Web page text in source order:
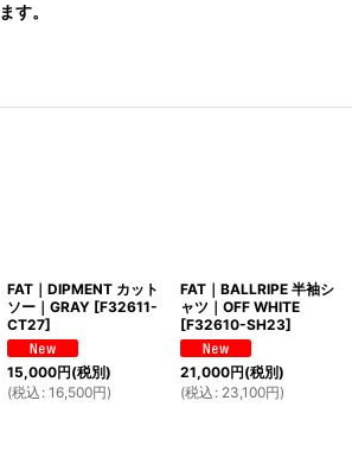
す。
FAT｜DIPMENT カット
ソー｜GRAY [F32611-
CT27]
15,000円(税別)
(税込 : 16,500円)
FAT｜BALLRIPE 半袖シ
ャツ｜OFF WHITE
[F32610-SH23]
21,000円(税別)
(税込 : 23,100円)